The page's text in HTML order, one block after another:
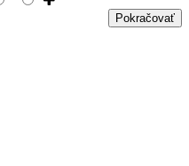
Pokračovať